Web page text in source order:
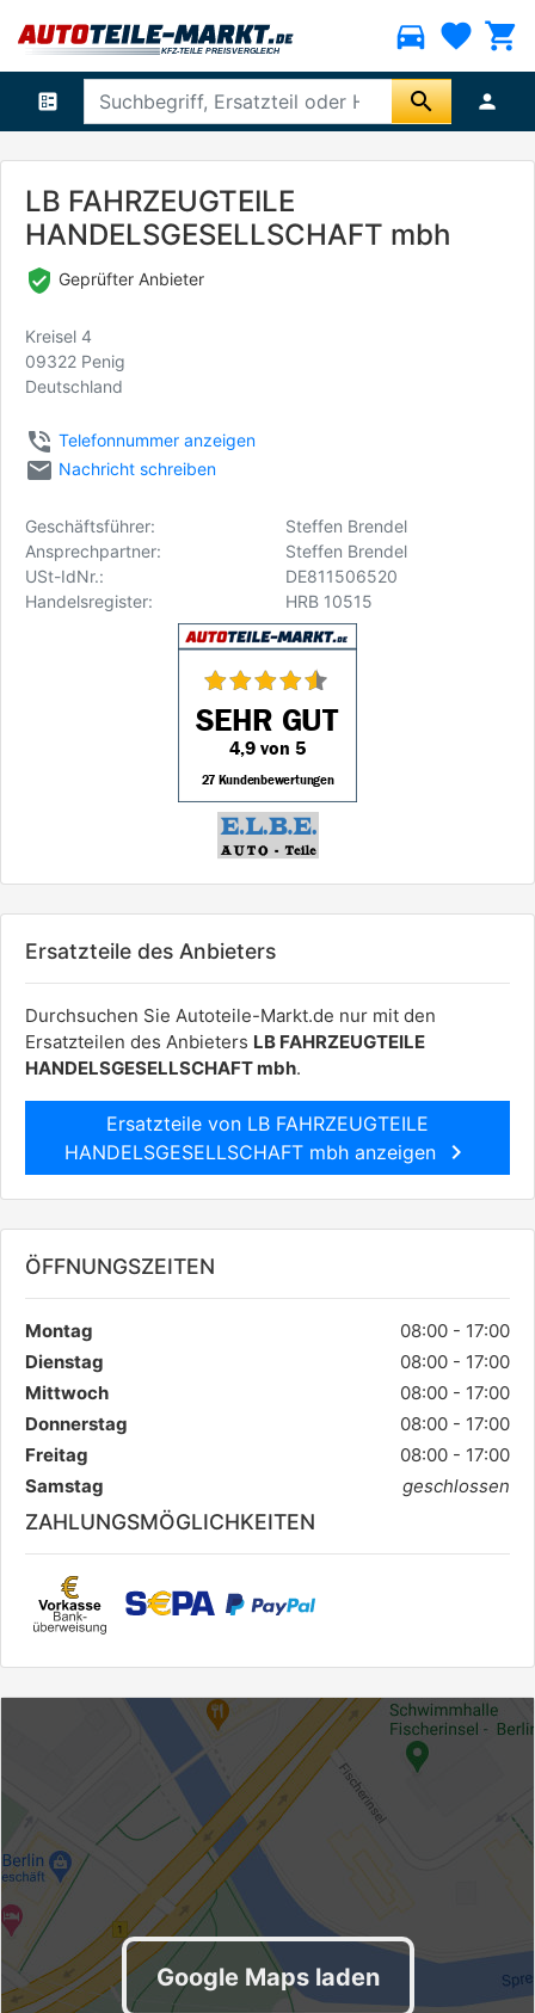
directions_car favorite shopping_cart
ballot search person
LB FAHRZEUGTEILE
HANDELSGESELLSCHAFT mbh
verified_user Geprüfter Anbieter
Kreisel 4
09322 Penig
Deutschland
phone_in_talk Telefonnummer anzeigen
email Nachricht schreiben
Geschäftsführer:
Steffen Brendel
Ansprechpartner:
Steffen Brendel
USt-IdNr.:
DE811506520
Handelsregister:
HRB 10515
Ersatzteile des Anbieters
Durchsuchen Sie Autoteile-Markt.de nur mit den
Ersatzteilen des Anbieters LB FAHRZEUGTEILE
HANDELSGESELLSCHAFT mbh.
Ersatzteile von LB FAHRZEUGTEILE
HANDELSGESELLSCHAFT mbh anzeigen
chevron_right
ÖFFNUNGSZEITEN
Montag
08:00 - 17:00
Dienstag
08:00 - 17:00
Mittwoch
08:00 - 17:00
Donnerstag
08:00 - 17:00
Freitag
08:00 - 17:00
Samstag
geschlossen
ZAHLUNGSMÖGLICHKEITEN
Google Maps laden